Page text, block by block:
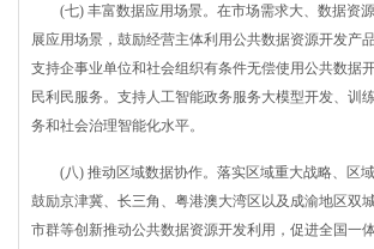
(七) 丰富数据应用场景。在市场需求大、数据资
展应用场景，鼓励经营主体利用公共数据资源开发产
支持企事业单位和社会组织有条件无偿使用公共数据
民利民服务。支持人工智能政务服务大模型开发、训
务和社会治理智能化水平。
(八) 推动区域数据协作。落实区域重大战略、区域
鼓励京津冀、长三角、粤港澳大湾区以及成渝地区双
市群等创新推动公共数据资源开发利用，促进全国一